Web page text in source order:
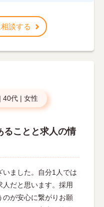
談する
| 40代 | 女性
ることと求人の情
いました。自分1人では
人だと思います。採用
のが安心に繋がりお願